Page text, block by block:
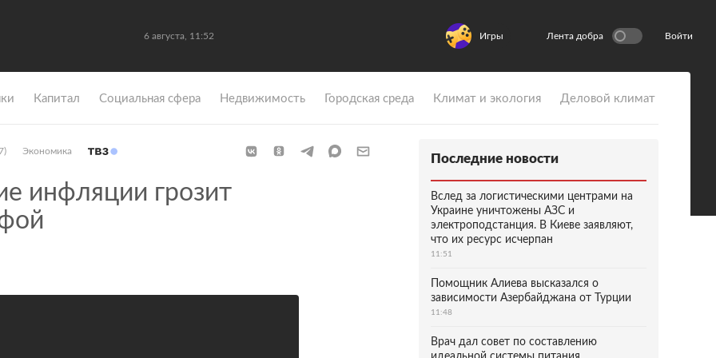
6 августа, 11:52 Игры Лента добра Войти
Капитал Социальная сфера Недвижимость Городская среда Климат и экология Деловой климат
Экономика
инфляции грозит
Последние новости
Вслед за логистическими центрами на
Украине уничтожены АЗС и
электроподстанция. В Киеве заявляют,
что их ресурс исчерпан
11:51
Помощник Алиева высказался о
зависимости Азербайджана от Турции
11:48
Врач дал совет по составлению